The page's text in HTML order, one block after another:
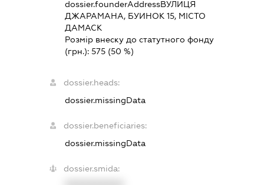
dossier.founderAddressВУЛИЦЯ
ДЖАРАМАНА, БУИНОК 15, МІСТО
ДАМАСК
Розмір внеску до статутного фонду
(грн.):575 (50 %)
dossier.heads:
dossier.missingData
dossier.beneficiaries:
dossier.missingData
dossier.smida: